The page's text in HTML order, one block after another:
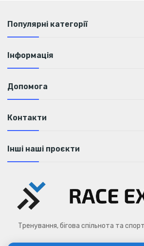
Популярні категорії
Інформація
Допомога
Контакти
Інші наші проєкти
Тренування, бігова спільнота та